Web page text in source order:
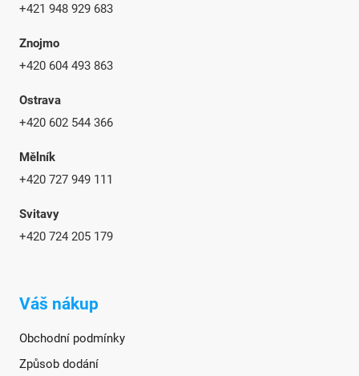
+421 948 929 683
Znojmo
+420 604 493 863
Ostrava
+420 602 544 366
Mělník
+420 727 949 111
Svitavy
+420 724 205 179
Váš nákup
Obchodní podmínky
Způsob dodání